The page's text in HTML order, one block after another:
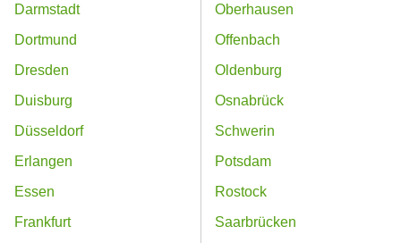
Darmstadt
Dortmund
Dresden
Duisburg
Düsseldorf
Erlangen
Essen
Frankfurt
Oberhausen
Offenbach
Oldenburg
Osnabrück
Schwerin
Potsdam
Rostock
Saarbrücken